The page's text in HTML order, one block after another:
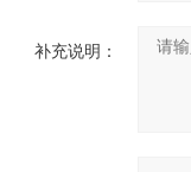
补充说明：